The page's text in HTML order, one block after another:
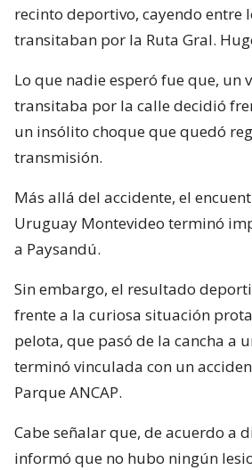
recinto deportivo, cayendo entre
transitaban por la Ruta Gral.
Lo que nadie esperó fue que, un
transitaba por la calle decidió
un insólito choque que quedó
transmisión.
Más allá del accidente, el
Uruguay Montevideo terminó
a Paysandú.
Sin embargo, el resultado
frente a la curiosa situación
pelota, que pasó de la cancha a
terminó vinculada con un
Parque ANCAP.
Cabe señalar que, de acuerdo a
informó que no hubo ningún